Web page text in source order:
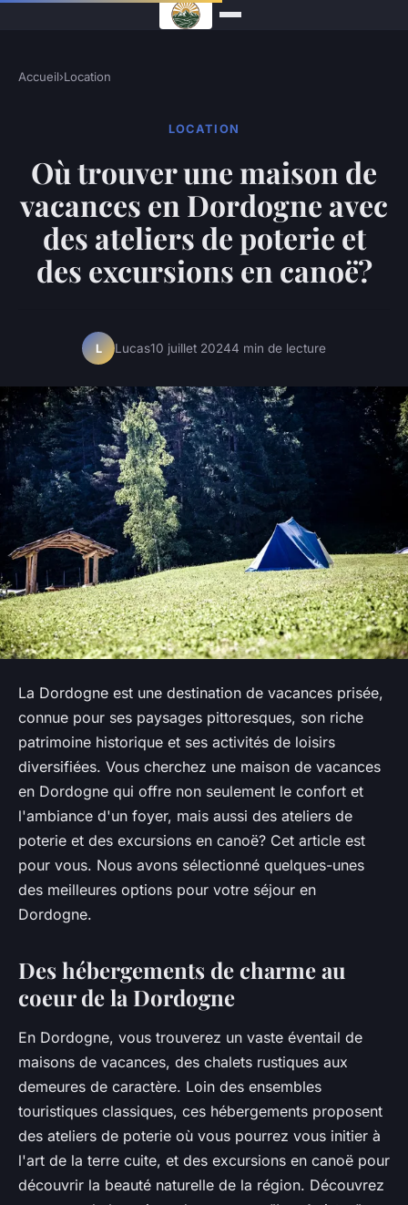
Accueil›Location
LOCATION
Où trouver une maison de
vacances en Dordogne avec
des ateliers de poterie et
des excursions en canoë?
L Lucas10 juillet 20244 min de lecture
La Dordogne est une destination de vacances prisée,
connue pour ses paysages pittoresques, son riche
patrimoine historique et ses activités de loisirs
diversifiées. Vous cherchez une maison de vacances
en Dordogne qui offre non seulement le confort et
l'ambiance d'un foyer, mais aussi des ateliers de
poterie et des excursions en canoë? Cet article est
pour vous. Nous avons sélectionné quelques-unes
des meilleures options pour votre séjour en
Dordogne.
Des hébergements de charme au
coeur de la Dordogne
En Dordogne, vous trouverez un vaste éventail de
maisons de vacances, des chalets rustiques aux
demeures de caractère. Loin des ensembles
touristiques classiques, ces hébergements proposent
des ateliers de poterie où vous pourrez vous initier à
l'art de la terre cuite, et des excursions en canoë pour
découvrir la beauté naturelle de la région. Découvrez